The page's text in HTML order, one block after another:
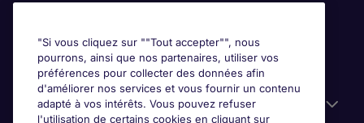
Liens utiles
"Si vous cliquez sur ""Tout accepter"", nous
pourrons, ainsi que nos partenaires, utiliser vos
préférences pour collecter des données afin
d'améliorer nos services et vous fournir un contenu
adapté à vos intérêts. Vous pouvez refuser
l'utilisation de certains cookies en cliquant sur